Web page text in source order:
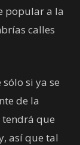
popular a la
calles
si ya se
de la
tendrá que
así que tal